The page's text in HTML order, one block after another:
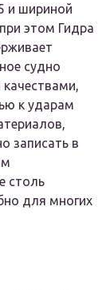
и шириной
этом Гидра
судно
к ударам
записать в
столь
для многих